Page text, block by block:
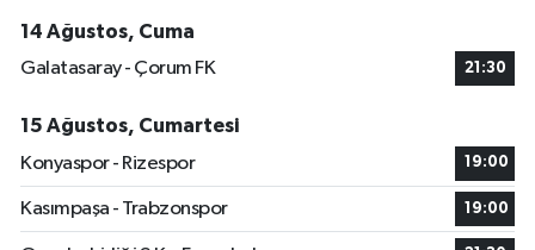
14 Ağustos, Cuma
Galatasaray - Çorum FK
21:30
15 Ağustos, Cumartesi
Konyaspor - Rizespor
19:00
Kasımpaşa - Trabzonspor 19:00